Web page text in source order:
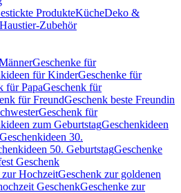
ProdukteKücheDeko &
Haustier-Zubehör
Geschenke für
für KinderGeschenke für
für PapaGeschenk für
für FreundGeschenk beste Freundin
Geschenk für
zum GeburtstagGeschenkideen
Geschenkideen 30.
50. GeburtstagGeschenke
Geschenk
zur HochzeitGeschenk zur goldenen
GeschenkGeschenke zur